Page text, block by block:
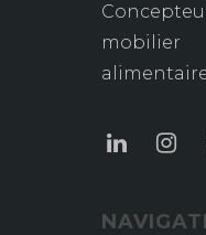
mobilier